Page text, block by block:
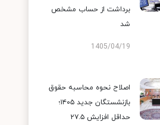
برداشت از حساب مشخص
شد
1405/04/19
اصلاح نحوه محاسبه حقوق
بازنشستگان جدید ۱۴۰۵؛
حداقل افزایش ۲۷.۵